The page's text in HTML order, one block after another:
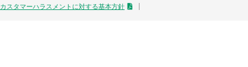
カスタマーハラスメントに対する基本方針